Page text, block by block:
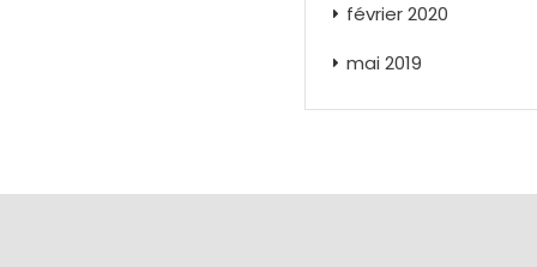
février 2020
mai 2019